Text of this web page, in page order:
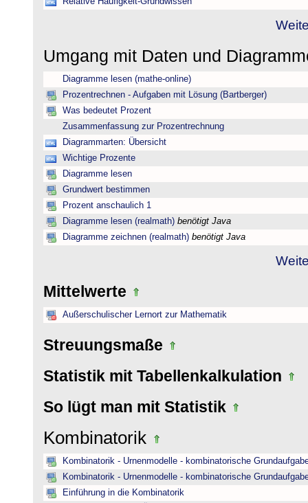
Umgang mit Daten und
Diagramme lesen (mathe-online)
Prozentrechnen - Aufgaben mit Lösung (Bartberger)
Was bedeutet Prozent
Zusammenfassung zur Prozentrechnung
Diagrammarten: Übersicht
Wichtige Prozente
Diagramme lesen
Grundwert bestimmen
Prozent anschaulich 1
Diagramme lesen (realmath) benötigt Java
Diagramme zeichnen (realmath) benötigt Java
Mittelwerte
Außerschulischer Lernort zur Mathematik
Streuungsmaße
Statistik mit Tabellenkalkulation
So lügt man mit Statistik
Kombinatorik
Kombinatorik - Urnenmodelle - kombinatorische
Kombinatorik - Urnenmodelle - kombinatorische
Einführung in die Kombinatorik